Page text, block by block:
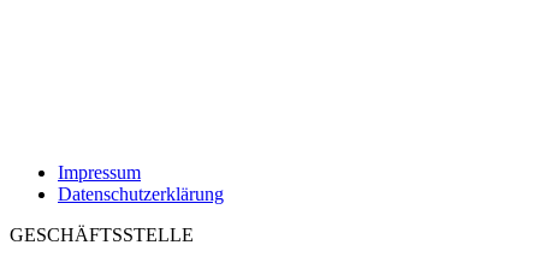
Impressum
Datenschutzerklärung
GESCHÄFTSSTELLE